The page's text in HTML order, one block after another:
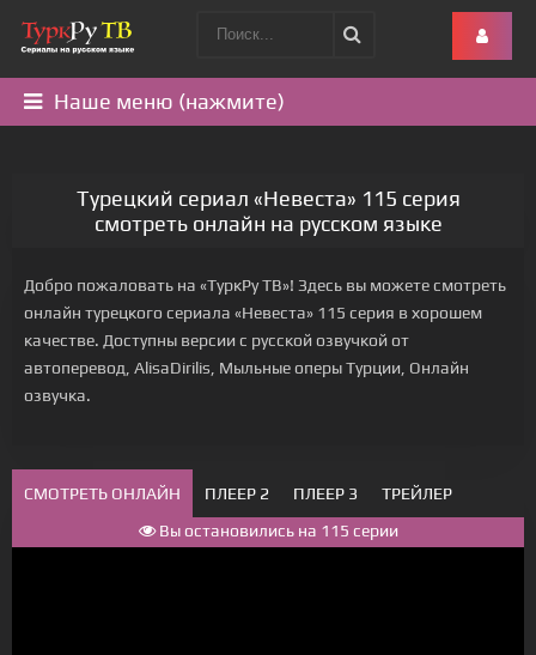
Наше меню (нажмите)
Турецкий сериал «Невеста» 115 серия
смотреть онлайн на русском языке
Добро пожаловать на «ТуркРу ТВ»! Здесь вы можете смотреть
онлайн турецкого сериала «Невеста» 115 серия в хорошем
качестве. Доступны версии с русской озвучкой от
автоперевод, AlisaDirilis, Мыльные оперы Турции, Онлайн
озвучка.
СМОТРЕТЬ ОНЛАЙН ПЛЕЕР 2 ПЛЕЕР 3
ТРЕЙЛЕР
Вы остановились на 115 серии